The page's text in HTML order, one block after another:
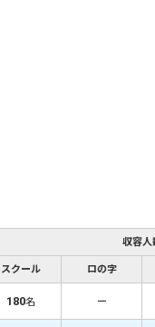
収容人
スクール ロの字
180名 －